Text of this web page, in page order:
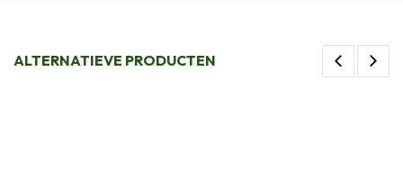
ALTERNATIEVE PRODUCTEN